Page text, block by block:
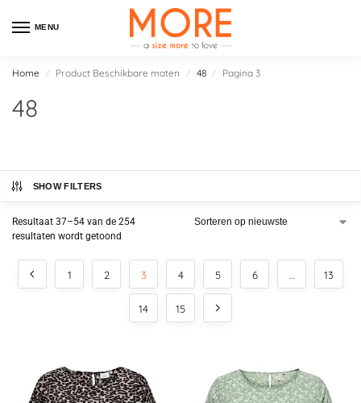
MENU
Home / Product Beschikbare maten / 48 / Pagina 3
48
SHOW FILTERS
Resultaat 37–54 van de 254
resultaten wordt getoond
1 2 3 4 5 6 … 13
14 15